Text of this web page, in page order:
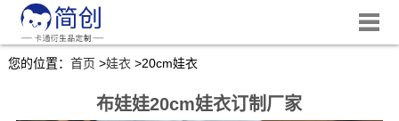
您的位置： 首页 >娃衣>20cm娃衣
布娃娃20cm娃衣订制厂家